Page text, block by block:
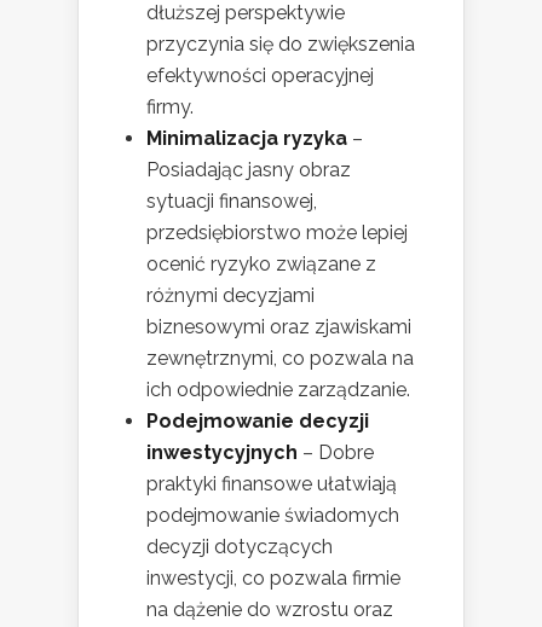
dłuższej perspektywie
przyczynia się do zwiększenia
efektywności operacyjnej
firmy.
Minimalizacja ryzyka –
Posiadając jasny obraz
sytuacji finansowej,
przedsiębiorstwo może lepiej
ocenić ryzyko związane z
różnymi decyzjami
biznesowymi oraz zjawiskami
zewnętrznymi, co pozwala na
ich odpowiednie zarządzanie.
Podejmowanie decyzji
inwestycyjnych – Dobre
praktyki finansowe ułatwiają
podejmowanie świadomych
decyzji dotyczących
inwestycji, co pozwala firmie
na dążenie do wzrostu oraz